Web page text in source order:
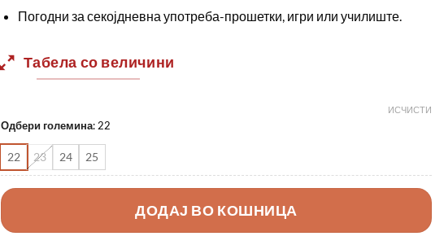
Погодни за секојдневна употреба-прошетки, игри или училиште.
Табела со величини
Одбери големина: 22
22 23 24 25
ИСЧИСТИ
ДОДАЈ ВО КОШНИЦА